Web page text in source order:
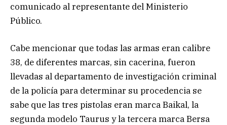
comunicado al representante del Ministerio
Público.
Cabe mencionar que todas las armas eran calibre
38, de diferentes marcas, sin cacerina, fueron
llevadas al departamento de investigación criminal
de la policía para determinar su procedencia se
sabe que las tres pistolas eran marca Baikal, la
segunda modelo Taurus y la tercera marca Bersa